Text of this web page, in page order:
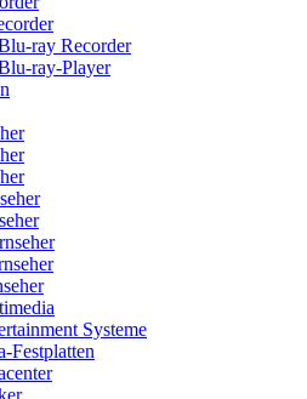
ray Recorder
ray-Player
Systeme
Festplatten